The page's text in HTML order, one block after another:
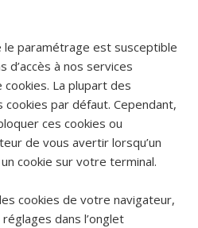
le paramétrage est susceptible
d’accès à nos services
cookies. La plupart des
par défaut. Cependant,
ces cookies ou
de vous avertir lorsqu’un
cookie sur votre terminal.
cookies de votre navigateur,
dans l’onglet